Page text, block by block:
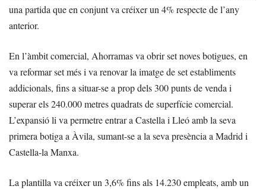
una partida que en conjunt va créixer un 4% respecte de l’any
anterior.
En l’àmbit comercial, Ahorramas va obrir set noves botigues, en
va reformar set més i va renovar la imatge de set establiments
addicionals, fins a situar-se a prop dels 300 punts de venda i
superar els 240.000 metres quadrats de superfície comercial.
L’expansió li va permetre entrar a Castella i Lleó amb la seva
primera botiga a Àvila, sumant-se a la seva presència a Madrid i
Castella-la Manxa.
La plantilla va créixer un 3,6% fins als 14.230 empleats, amb un